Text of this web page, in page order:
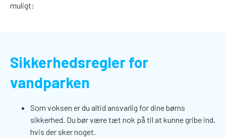
muligt:
Sikkerhedsregler for
vandparken
Som voksen er du altid ansvarlig for dine børns
sikkerhed. Du bør være tæt nok på til at kunne gribe ind,
hvis der sker noget.